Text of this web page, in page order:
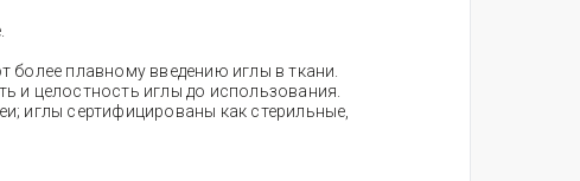
плавному введению иглы в ткани.
и целостность иглы до использования.
иглы сертифицированы как стерильные,